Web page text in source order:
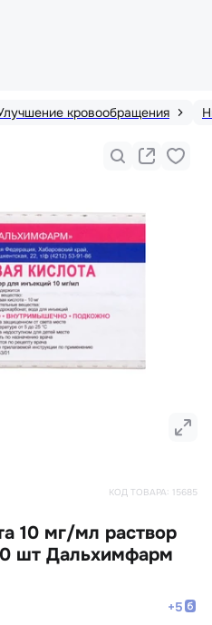
кровообращения
КОД ТОВАРА: 15685
10 мг/мл раствор
шт Дальхимфарм
+5